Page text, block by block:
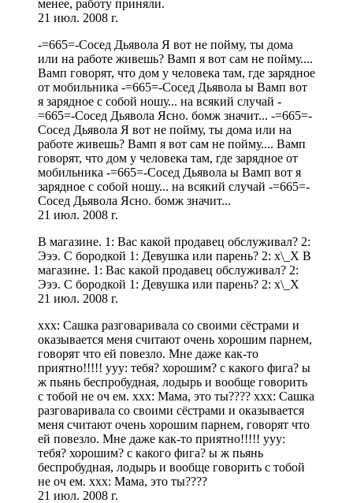
менее, работу приняли.
21 июл. 2008 г.
-=665=-Сосед Дьявола Я вот не пойму, ты дома
или на работе живешь? Вамп я вот сам не пойму....
Вамп говорят, что дом у человека там, где зарядное
от мобильника -=665=-Сосед Дьявола ы Вамп вот
я зарядное с собой ношу... на всякий случай -
=665=-Сосед Дьявола Ясно. бомж значит... -=665=-
Сосед Дьявола Я вот не пойму, ты дома или на
работе живешь? Вамп я вот сам не пойму.... Вамп
говорят, что дом у человека там, где зарядное от
мобильника -=665=-Сосед Дьявола ы Вамп вот я
зарядное с собой ношу... на всякий случай -=665=-
Сосед Дьявола Ясно. бомж значит...
21 июл. 2008 г.
В магазине. 1: Вас какой продавец обслуживал? 2:
Эээ. С бородкой 1: Девушка или парень? 2: х\_Х В
магазине. 1: Вас какой продавец обслуживал? 2:
Эээ. С бородкой 1: Девушка или парень? 2: х\_Х
21 июл. 2008 г.
xxx: Сашка разговаривала со своими сёстрами и
оказывается меня считают очень хорошим парнем,
говорят что ей повезло. Мне даже как-то
приятно!!!!! yyy: тебя? хорошим? с какого фига? ы
ж пьянь беспробудная, лодырь и вообще говорить
с тобой не оч ем. xxx: Мама, это ты???? xxx: Сашка
разговаривала со своими сёстрами и оказывается
меня считают очень хорошим парнем, говорят что
ей повезло. Мне даже как-то приятно!!!!! yyy:
тебя? хорошим? с какого фига? ы ж пьянь
беспробудная, лодырь и вообще говорить с тобой
не оч ем. xxx: Мама, это ты????
21 июл. 2008 г.